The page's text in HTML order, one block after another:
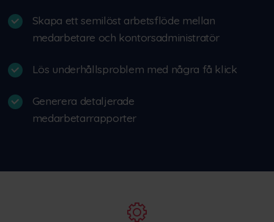
Skapa ett semilöst arbetsflöde mellan
medarbetare och kontorsadministratör
Lös underhållsproblem med några få klick
Generera detaljerade
medarbetarrapporter